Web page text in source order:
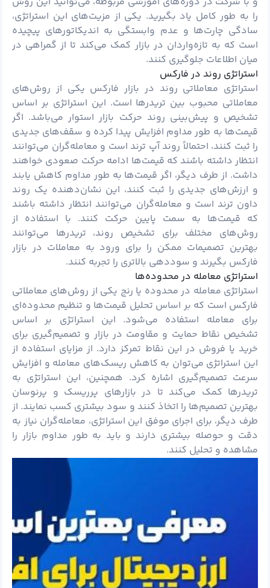
را به طور کامل یاد بگیرید. یکی از مزیت‌های این استراتژی،
سادگی چارت‌ها و عدم وابستگی به اندیکاتورهای پیچیده
است که به تازه‌واردان در بازار کمک می‌کند تا از گمراهی در
میان اطلاعات جلوگیری کنند.
استراتژی روند در فارکس
استراتژی معاملاتی روند در بازار فارکس یکی از روش‌های
معاملاتی محبوب بین تریدرها است. این استراتژی بر اساس
تشخیص و پیش‌بینی روند حرکت بازار استوار می‌باشد. اگر
قیمت‌ها به طور مداوم افزایش پیدا کرده و سقف‌های جدیدی
را ثبت کنند، احتمالاً روند آپ ترند است و معامله‌گران می‌توانند
انتظار داشته باشند که قیمت‌ها ادامه حرکت صعودی خواهند
داشت. از طرف دیگر، اگر قیمت‌ها به طور مداوم کاهش یابند
و ارزش‌های جدیدی را ثبت کنند، این نشان‌دهنده یک روند
داون ترند است و معامله‌گران می‌توانند انتظار داشته باشند
که قیمت‌ها به سمت پایین حرکت کنند. با استفاده از
روش‌های مختلف برای تشخیص روند، تریدرها می‌توانند
بهترین تصمیمات ممکن را برای ورود به معاملات در بازار
فارکس بگیرند و سوددهی بالاتری را تجربه کنند.
استراتژی معامله در محدوده‌ها
استراتژی معامله در محدوده یا رنج یکی از روش‌های معاملاتی
فارکس است که بر اساس تحلیل قیمت‌ها و تنظیم محدوده‌ای
برای معامله استفاده می‌شود. این استراتژی بر اساس
تشخیص نقاط حمایت و مقاومت در بازار و تصمیم‌گیری برای
خرید یا فروش در این نقاط تمرکز دارد. از مزایای استفاده از
این استراتژی می‌توان به کاهش ریسک‌های معامله و افزایش
سرعت تصمیم‌گیری اشاره کرد. همچنین، این استراتژی به
تریدرها کمک می‌کند تا در بازارهای پر‌ریسک و پر‌نوسان
بهترین تصمیم‌ها را اتخاذ کنند و سود بیشتری کسب نمایند. از
طرف دیگر، برای اجرای موفق این استراتژی، معامله‌گران نیاز به
دقت و حوصله بیشتری دارند و باید به طور مداوم بازار را
مشاهده و تحلیل کنند.